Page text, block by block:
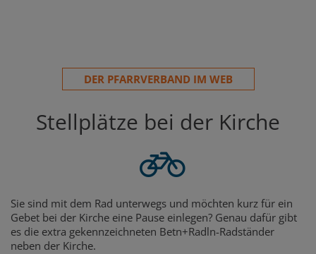
DER PFARRVERBAND IM WEB
Stellplätze bei der Kirche
Sie sind mit dem Rad unterwegs und möchten kurz für ein
Gebet bei der Kirche eine Pause einlegen? Genau dafür gibt
es die extra gekennzeichneten Betn+Radln-Radständer
neben der Kirche.